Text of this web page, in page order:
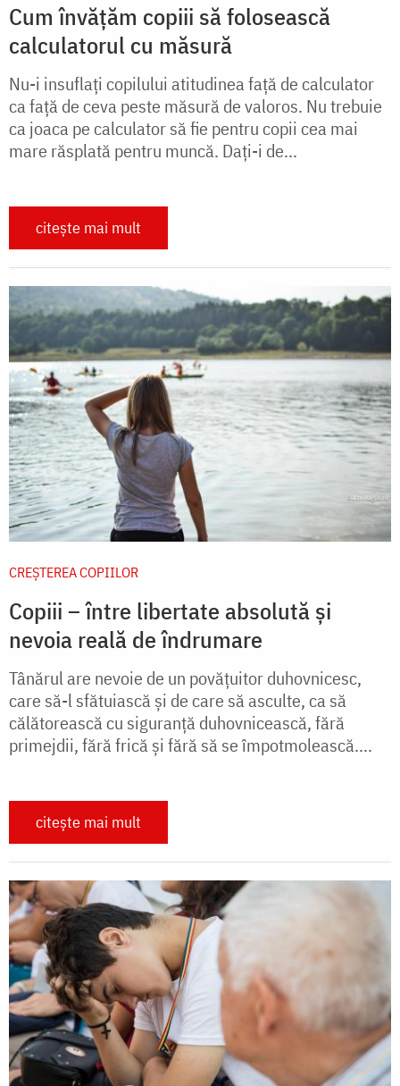
Cum învățăm copiii să folosească
calculatorul cu măsură
Nu-i insuflaţi copilului atitudinea faţă de calculator
ca faţă de ceva peste măsură de valoros. Nu trebuie
ca joaca pe calculator să fie pentru copii cea mai
mare răsplată pentru muncă. Daţi-i de...
citește mai mult
CREŞTEREA COPIILOR
Copiii – între libertate absolută și
nevoia reală de îndrumare
Tânărul are nevoie de un povăţuitor duhovnicesc,
care să-l sfătuiască şi de care să asculte, ca să
călătorească cu siguranţă duhovnicească, fără
primejdii, fără frică şi fără să se împotmolească....
citește mai mult